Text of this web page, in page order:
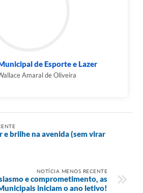
de Esporte e Lazer
Amaral de Oliveira
e brilhe na avenida (sem virar
NOTÍCIA MENOS RECENTE
e comprometimento, as
iniciam o ano letivo!